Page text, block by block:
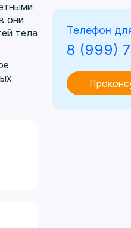
они
тела
Телефон
8 (999)